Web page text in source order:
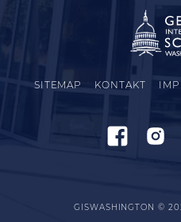
SITEMAP KONTAKT
GISWASHINGTON ©